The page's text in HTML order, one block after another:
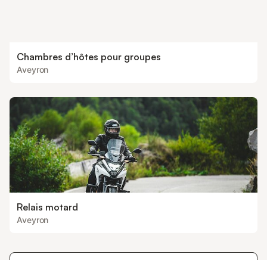
Chambres d’hôtes pour groupes
Aveyron
Relais motard
Aveyron